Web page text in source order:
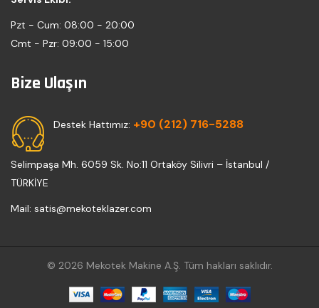
Pzt - Cum: 08:00 - 20:00
Cmt - Pzr: 09:00 - 15:00
Bize Ulaşın
Destek Hattımız: +90 (212) 716-5288
Selimpaşa Mh. 6059 Sk. No:11 Ortaköy Silivri – İstanbul /
TÜRKİYE
Mail: satis@mekoteklazer.com
© 2026 Mekotek Makine A.Ş. Tüm hakları saklıdır.